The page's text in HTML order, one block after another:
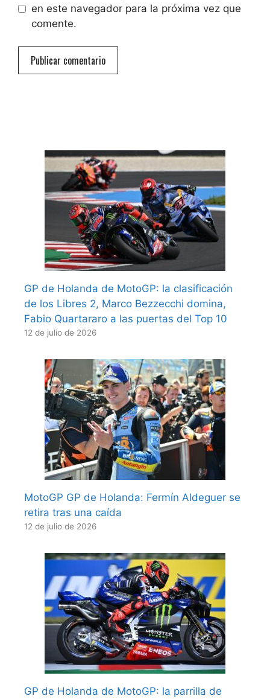
en este navegador para la próxima vez que
comente.
GP de Holanda de MotoGP: la clasificación
de los Libres 2, Marco Bezzecchi domina,
Fabio Quartararo a las puertas del Top 10
12 de julio de 2026
MotoGP GP de Holanda: Fermín Aldeguer se
retira tras una caída
12 de julio de 2026
GP de Holanda de MotoGP: la parrilla de